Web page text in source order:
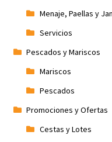
Menaje, Paellas y
Servicios
Pescados y Mariscos
Mariscos
Pescados
Promociones y Ofertas
Cestas y Lotes